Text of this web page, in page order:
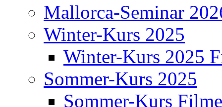
Mallorca-Seminar
Winter-Kurs 2025
Winter-Kurs 2025
Sommer-Kurs 2025
Sommer-Kurs Filme